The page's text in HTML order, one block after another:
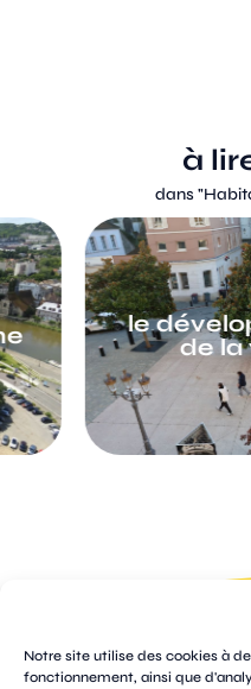
Notre site utilise des cookies à
fonctionnement, ainsi que
à
dans "
le
de la
de la
république